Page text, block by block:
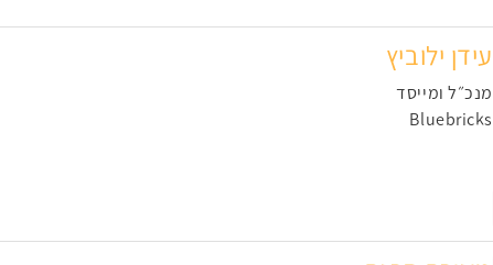
עידן ילוביץ
מנכ״ל ומייסד
Bluebricks